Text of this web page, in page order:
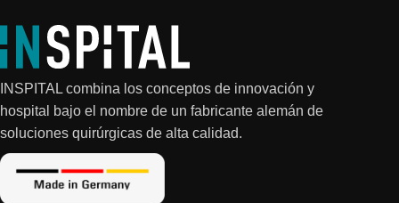
INSPITAL combina los conceptos de innovación y
hospital bajo el nombre de un fabricante alemán de
soluciones quirúrgicas de alta calidad.